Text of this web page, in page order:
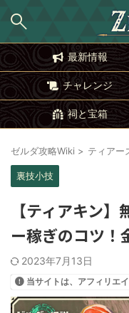
最新情報
チャレンジ
祠と宝箱
ゼルダ攻略Wiki > ティアー
裏技小技
【ティアキン
ー稼ぎのコツ！
2023年7月13日
当サイトは、アフィリエ